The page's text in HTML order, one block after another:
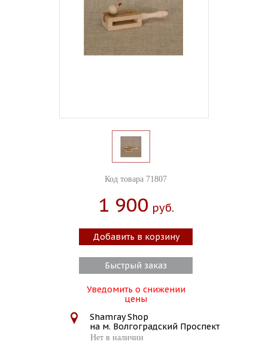
Код товара 71807
1 900 Руб.
Добавить в корзину
Быстрый заказ
Уведомить о снижении
цены
Shamray Shop
на м. Волгоградский Проспект
Нет в наличии